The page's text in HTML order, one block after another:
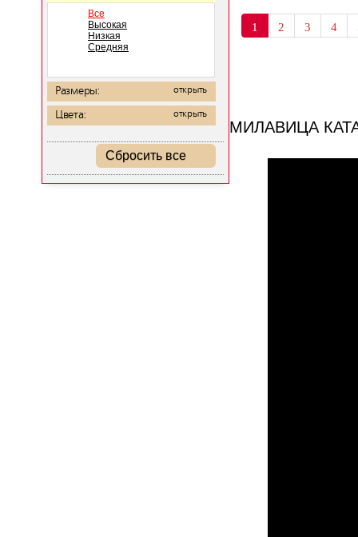
Все
Высокая
Низкая
Средняя
Размеры: открыть
Цвета: открыть
Сбросить все
1 2 3 4
МИЛАВИЦА